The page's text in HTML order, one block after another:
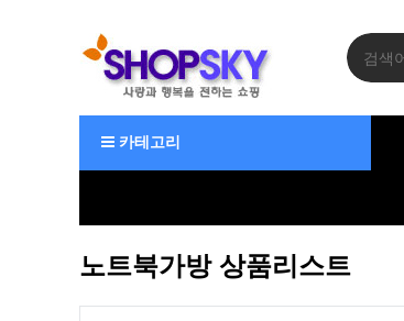
카테고리
노트북가방 상품리스트